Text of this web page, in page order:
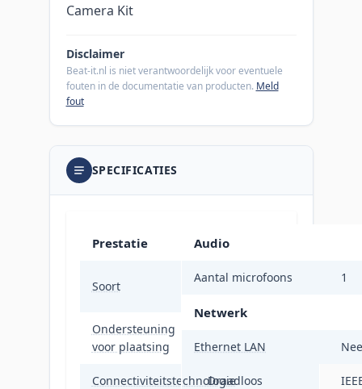
Camera Kit
Disclaimer
Beat-it.nl is niet verantwoordelijk voor eventuele
fouten in de documentatie van producten. Meld
fout
SPECIFICATIES
Prestatie
Soort
IP-
Ondersteuning
voor plaatsing
ConnectiviteitstechnologieDraadloos
Audio
Aantal microfoons 1
Netwerk
Ethernet LAN Nee